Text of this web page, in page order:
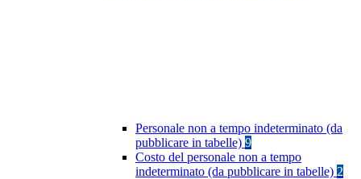
Personale non a tempo indeterminato (da
pubblicare in tabelle) 9
Costo del personale non a tempo
indeterminato (da pubblicare in tabelle) 2